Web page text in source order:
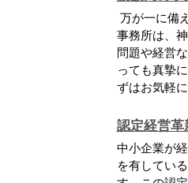
万が一に備
事務所は、
問題や経営
っても真摯
ずはお気軽
認定経営革
中小企業が
を有してい